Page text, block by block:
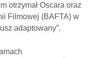
otrzymał Oscara oraz
Filmowej (BAFTA) w
adaptowany”.